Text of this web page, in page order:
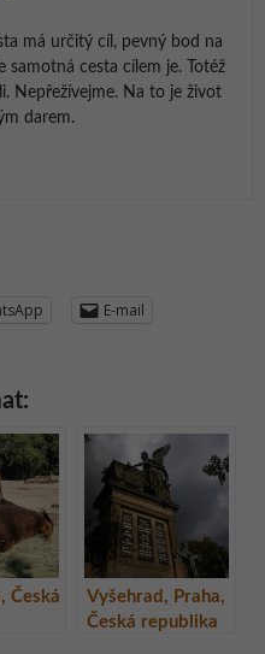
má určitý cíl, pevný bod na
samotná cesta cílem je. Totéž
Nepřežívejme. Na to je život
darem.
E-mail
Česká
Vyšehrad, Praha,
Česká republika